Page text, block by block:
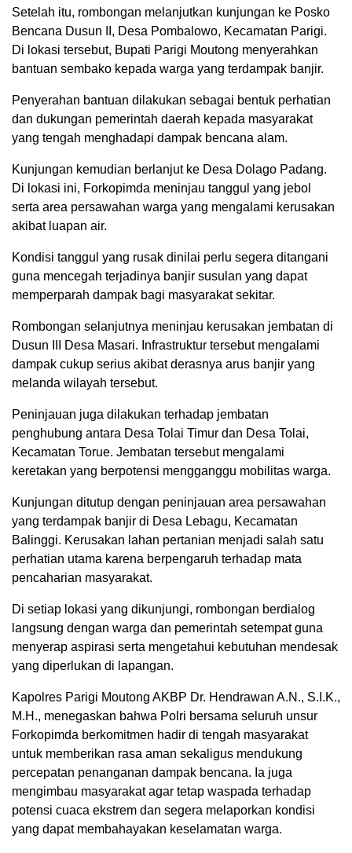
Setelah itu, rombongan melanjutkan kunjungan ke Posko
Bencana Dusun II, Desa Pombalowo, Kecamatan Parigi.
Di lokasi tersebut, Bupati Parigi Moutong menyerahkan
bantuan sembako kepada warga yang terdampak banjir.
Penyerahan bantuan dilakukan sebagai bentuk perhatian
dan dukungan pemerintah daerah kepada masyarakat
yang tengah menghadapi dampak bencana alam.
Kunjungan kemudian berlanjut ke Desa Dolago Padang.
Di lokasi ini, Forkopimda meninjau tanggul yang jebol
serta area persawahan warga yang mengalami kerusakan
akibat luapan air.
Kondisi tanggul yang rusak dinilai perlu segera ditangani
guna mencegah terjadinya banjir susulan yang dapat
memperparah dampak bagi masyarakat sekitar.
Rombongan selanjutnya meninjau kerusakan jembatan di
Dusun III Desa Masari. Infrastruktur tersebut mengalami
dampak cukup serius akibat derasnya arus banjir yang
melanda wilayah tersebut.
Peninjauan juga dilakukan terhadap jembatan
penghubung antara Desa Tolai Timur dan Desa Tolai,
Kecamatan Torue. Jembatan tersebut mengalami
keretakan yang berpotensi mengganggu mobilitas warga.
Kunjungan ditutup dengan peninjauan area persawahan
yang terdampak banjir di Desa Lebagu, Kecamatan
Balinggi. Kerusakan lahan pertanian menjadi salah satu
perhatian utama karena berpengaruh terhadap mata
pencaharian masyarakat.
Di setiap lokasi yang dikunjungi, rombongan berdialog
langsung dengan warga dan pemerintah setempat guna
menyerap aspirasi serta mengetahui kebutuhan mendesak
yang diperlukan di lapangan.
Kapolres Parigi Moutong AKBP Dr. Hendrawan A.N., S.I.K.,
M.H., menegaskan bahwa Polri bersama seluruh unsur
Forkopimda berkomitmen hadir di tengah masyarakat
untuk memberikan rasa aman sekaligus mendukung
percepatan penanganan dampak bencana. Ia juga
mengimbau masyarakat agar tetap waspada terhadap
potensi cuaca ekstrem dan segera melaporkan kondisi
yang dapat membahayakan keselamatan warga.